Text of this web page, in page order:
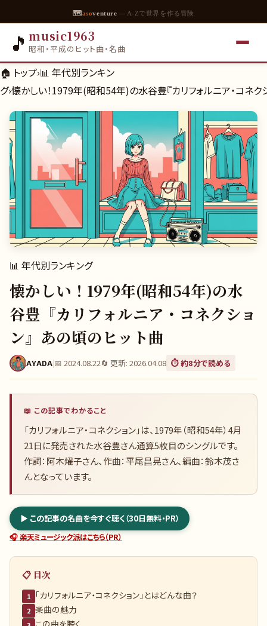
🗺asoventure — A-Zで世界を作る冒険
🎵 music1963
昭和・平成のヒット曲・名曲
🏠 トップ›📊 年代別ランキン
グ›懐かしい！1979年(昭和54年)の水谷豊『カリフォルニア・コネク
📊 年代別ランキング
懐かしい！1979年(昭和54年)の水
谷豊『カリフォルニア・コネクショ
ン』あの頃のヒット曲
AYADA|📅 2024.08.22🔄 更新: 2026.04.08 ⏱️ 約8分で読める
📖 この記事でわかること
「カリフォルニア・コネクション」は、1979年（昭和54年）4月
21日に発売された水谷豊さん通算5枚目のシングルです。
作詞：阿木燿子さん、作曲：平尾昌晃さん、編曲：鈴木茂さ
んとなっています。
▶ この記事の名曲を今すぐ聴く（30日無料・PR）
🎧 楽天ミュージック派はこちら（PR）
📋 目次
1 「カリフォルニア・コネクション」とはどんな曲？
2 楽曲の魅力
この曲を聴く